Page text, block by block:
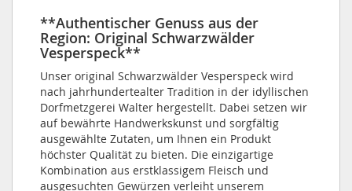
**Authentischer Genuss aus der
Region: Original Schwarzwälder
Vesperspeck**
Unser original Schwarzwälder Vesperspeck wird
nach jahrhundertealter Tradition in der idyllischen
Dorfmetzgerei Walter hergestellt. Dabei setzen wir
auf bewährte Handwerkskunst und sorgfältig
ausgewählte Zutaten, um Ihnen ein Produkt
höchster Qualität zu bieten. Die einzigartige
Kombination aus erstklassigem Fleisch und
ausgesuchten Gewürzen verleiht unserem